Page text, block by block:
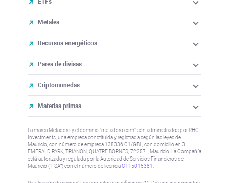
ETFs
Metales
Recursos energéticos
Pares de divisas
Criptomonedas
Materias primas
La marca Metadoro y el dominio "metadoro.com" son administrados por RHC
Investments, una empresa constituida y registrada según las leyes de
Mauricio, con número de empresa 138336 C1/GBL, con domicilio en 3
EMERALD PARK, TRIANON, QUATRE BORNES, 72257. , Mauricio. La Compañía
está autorizada y regulada por la Autoridad de Servicios Financieros de
Mauricio (“FSA”) con el número de licenciaC115015381